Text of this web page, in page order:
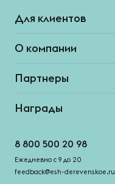
Для клиентов
О компании
Партнеры
Награды
8 800 500 20 98
Ежедневно с 9 до 20
feedback@esh-derevenskoe.ru